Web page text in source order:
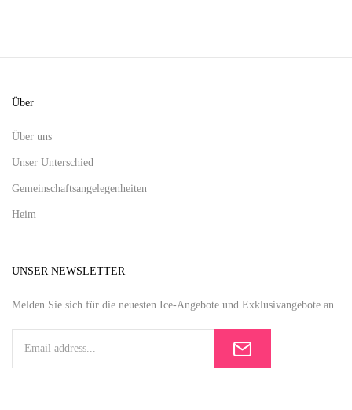
Über
Über uns
Unser Unterschied
Gemeinschaftsangelegenheiten
Heim
UNSER NEWSLETTER
Melden Sie sich für die neuesten Ice-Angebote und Exklusivangebote an.